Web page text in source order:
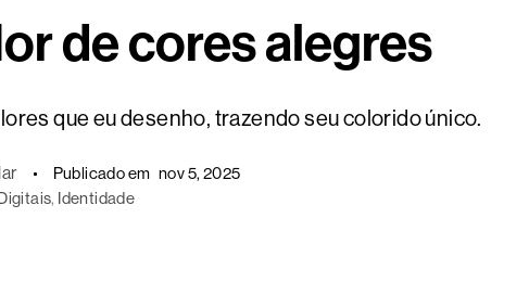
de cores alegres
que eu desenho, trazendo seu colorido único.
Publicado em nov 5, 2025
, Identidade